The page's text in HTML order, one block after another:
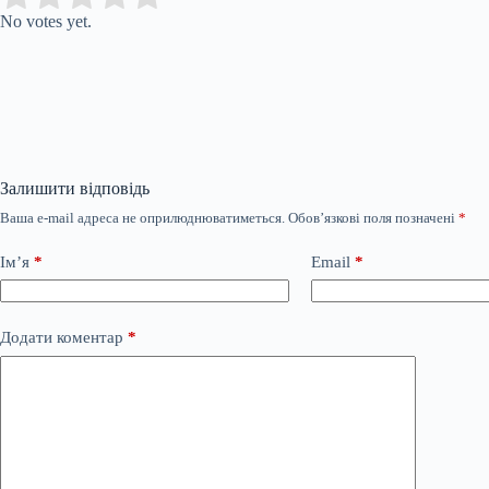
No votes yet.
Залишити відповідь
Ваша e-mail адреса не оприлюднюватиметься. Обов’язкові поля позначені *
Ім’я * Email *
Додати коментар *